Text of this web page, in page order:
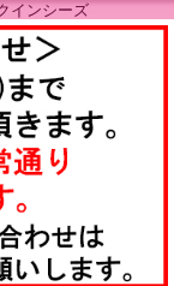
インシーズ